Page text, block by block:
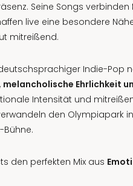
Seine Songs
live eine besondere
mitreißend.
Indie-Pop
melancholische Ehrlichkeit
Intensität und
den Olympiapark
den perfekten Mix aus